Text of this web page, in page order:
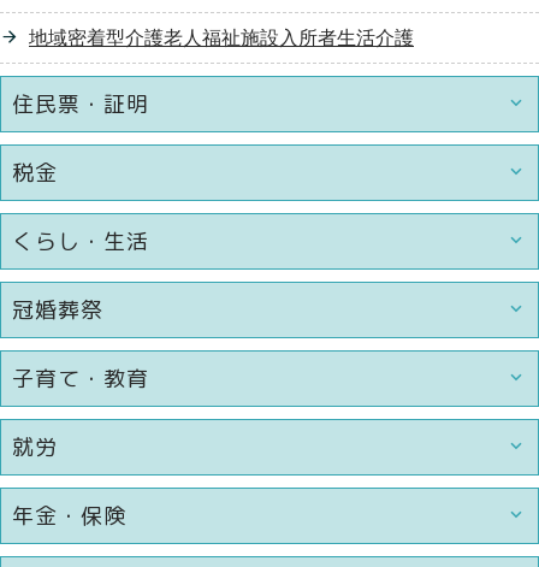
地域密着型介護老人福祉施設入所者生活介護
住民票・証明
税金
くらし・生活
冠婚葬祭
子育て・教育
就労
年金・保険